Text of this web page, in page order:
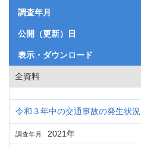
調査年月
公開（更新）日
表示・ダウンロード
全資料
令和３年中の交通事故の発生状況
調査年月 2021年